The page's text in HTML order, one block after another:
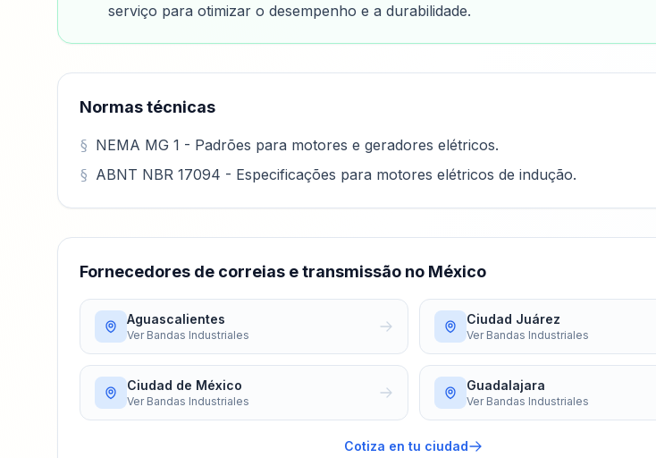
serviço para otimizar o desempenho e a durabilidade.
Normas técnicas
NEMA MG 1 - Padrões para motores e geradores elétricos.
ABNT NBR 17094 - Especificações para motores elétricos de indução.
Fornecedores de correias e transmissão no México
Aguascalientes
Ver Bandas Industriales
Ciudad Juárez
Ver Bandas Industriales
Ciudad de México
Ver Bandas Industriales
Guadalajara
Ver Bandas Industriales
Cotiza en tu ciudad